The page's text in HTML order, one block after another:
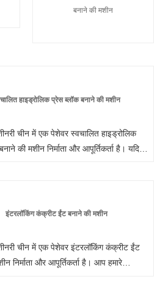
बनाने की मशीन
हाइड्रोलिक प्रेस ब्लॉक बनाने की मशीन
चीन में एक पेशेवर स्वचालित हाइड्रोलिक
की मशीन निर्माता और आपूर्तिकर्ता है। यदि
इंटरलॉकिंग कंक्रीट ईंट बनाने की मशीन
चीन में एक पेशेवर इंटरलॉकिंग कंक्रीट ईंट
निर्माता और आपूर्तिकर्ता है। आप हमारे